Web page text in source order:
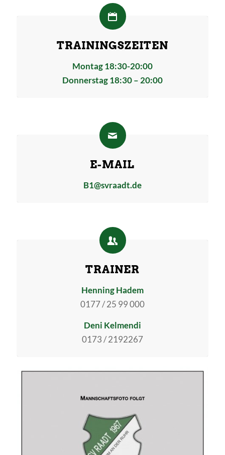
TRAININGSZEITEN
Montag 18:30-20:00
Donnerstag 18:30 – 20:00
E-MAIL
B1@svraadt.de
TRAINER
Henning Hadem
0177 / 25 99 000
Deni Kelmendi
0173 / 2192267